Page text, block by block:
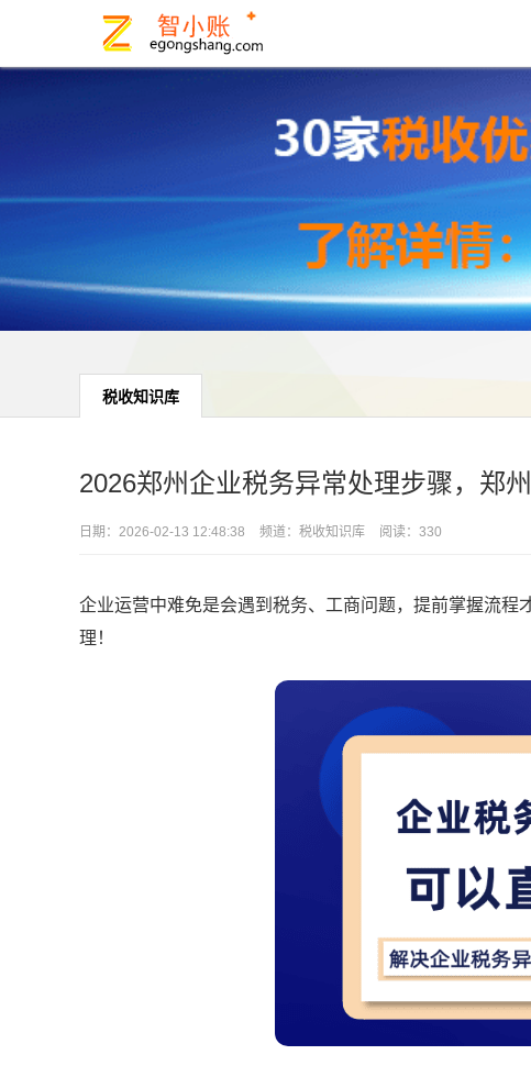
税收知识库
2026郑州企业税务异常处理步骤，郑
日期： 2026-02-13 12:48:38 频道： 税收知识库 阅读：330
企业运营中难免是会遇到税务、工商问题，提前掌握流
理！